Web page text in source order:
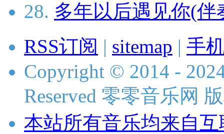
28. 多年以后遇见你(伴
RSS订阅 | sitemap | 手
Copyright © 2014 -
Reserved 零零音乐网
本站所有音乐均来自